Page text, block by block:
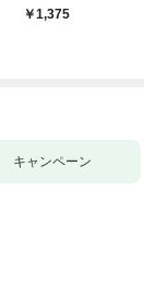
良の友」の進化
￥1,375
キャンペーン